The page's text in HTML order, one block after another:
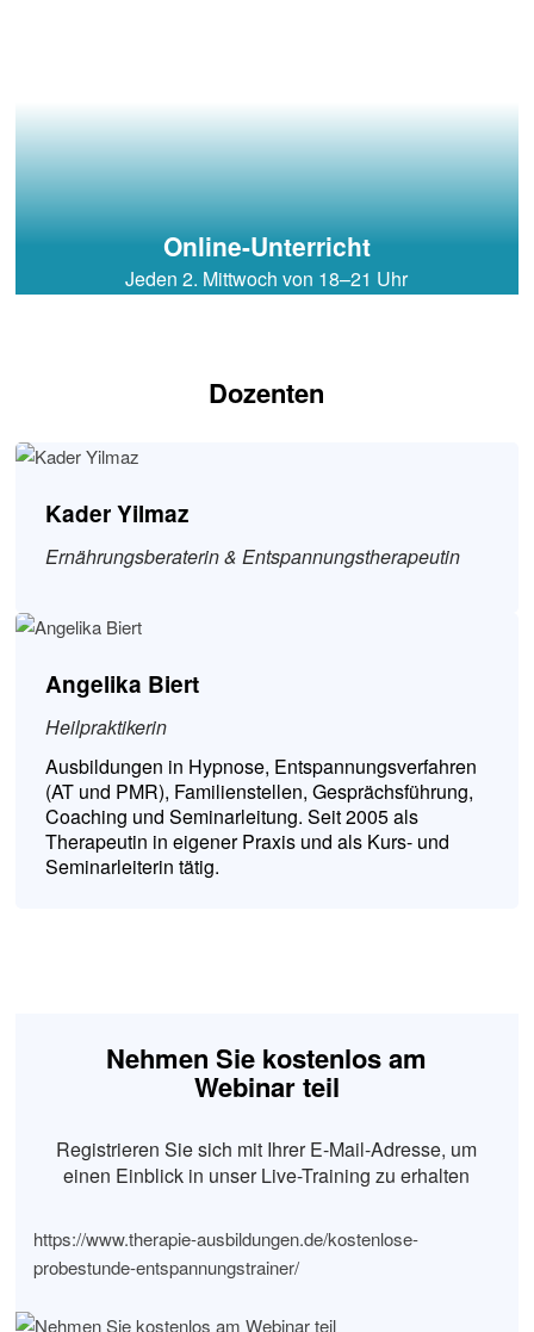
Online-Unterricht
Jeden 2. Mittwoch von 18–21 Uhr
Dozenten
Kader Yilmaz
Ernährungsberaterin & Entspannungstherapeutin
Angelika Biert
Heilpraktikerin
Ausbildungen in Hypnose, Entspannungsverfahren
(AT und PMR), Familienstellen, Gesprächsführung,
Coaching und Seminarleitung. Seit 2005 als
Therapeutin in eigener Praxis und als Kurs- und
Seminarleiterin tätig.
Nehmen Sie kostenlos am
Webinar teil
Registrieren Sie sich mit Ihrer E-Mail-Adresse, um
einen Einblick in unser Live-Training zu erhalten
https://www.therapie-ausbildungen.de/kostenlose-
probestunde-entspannungstrainer/